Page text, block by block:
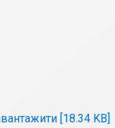
[18.34 KB]